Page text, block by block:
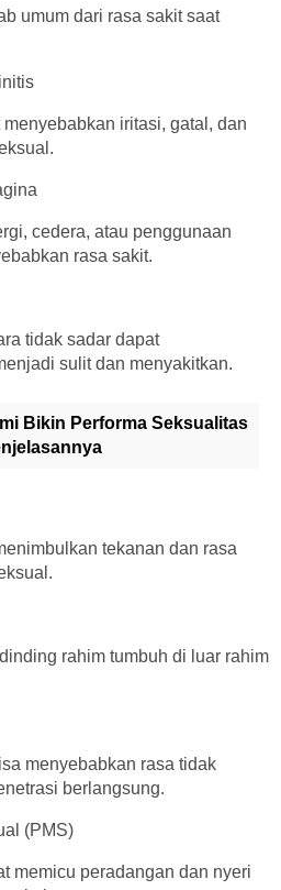
umum dari rasa sakit saat
iritasi, gatal, dan
cedera, atau penggunaan
rasa sakit.
tidak sadar dapat
sulit dan menyakitkan.
Bikin Performa Seksualitas
tekanan dan rasa
rahim tumbuh di luar rahim
menyebabkan rasa tidak
berlangsung.
(PMS)
memicu peradangan dan nyeri